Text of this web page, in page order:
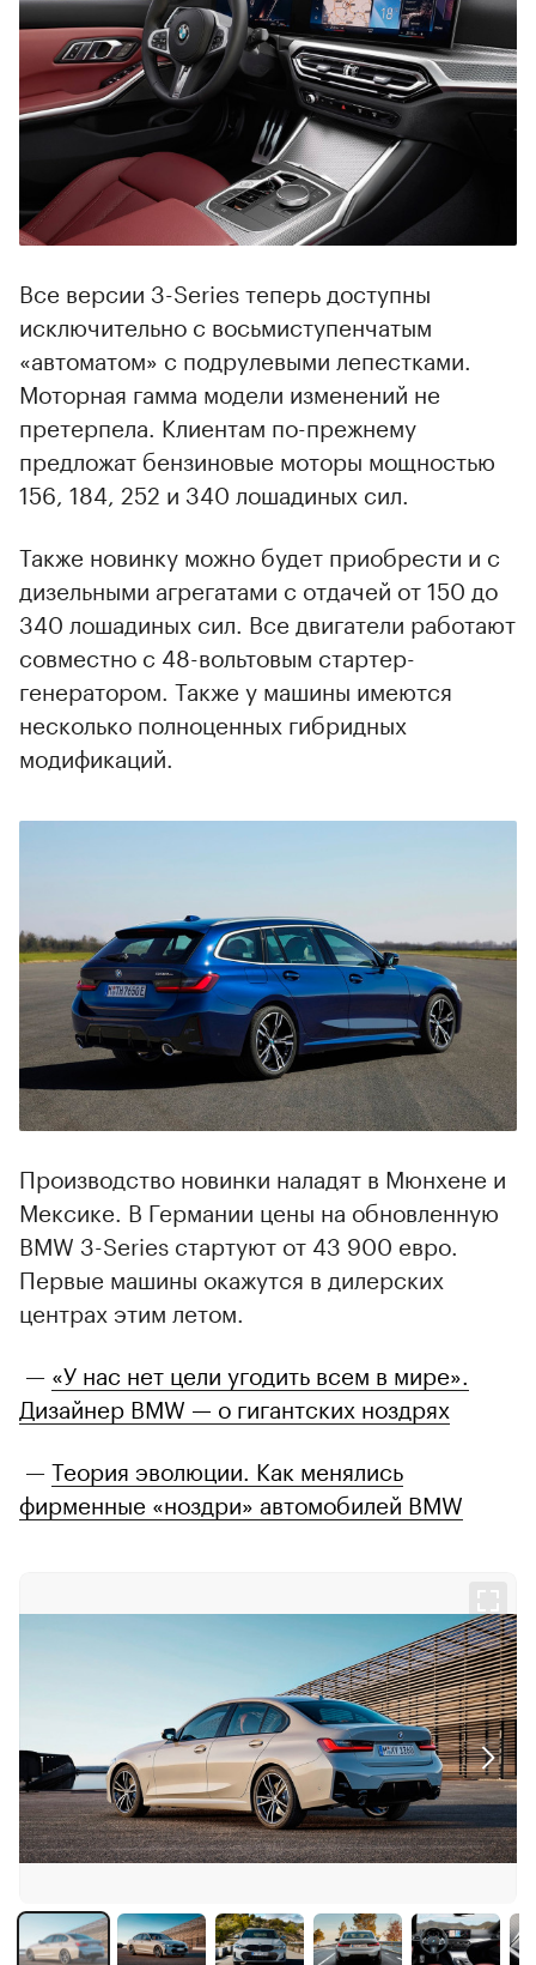
00:00 / 00:00
Все версии 3-Series теперь доступны
исключительно с восьмиступенчатым
«автоматом» с подрулевыми лепестками.
Моторная гамма модели изменений не
претерпела. Клиентам по-прежнему
предложат бензиновые моторы мощностью
156, 184, 252 и 340 лошадиных сил.
Также новинку можно будет приобрести и с
дизельными агрегатами с отдачей от 150 до
340 лошадиных сил. Все двигатели работают
совместно с 48-вольтовым стартер-
генератором. Также у машины имеются
несколько полноценных гибридных
модификаций.
Производство новинки наладят в Мюнхене и
Мексике. В Германии цены на обновленную
BMW 3-Series стартуют от 43 900 евро.
Первые машины окажутся в дилерских
центрах этим летом.
— «У нас нет цели угодить всем в мире».
Дизайнер BMW — о гигантских ноздрях
— Теория эволюции. Как менялись
фирменные «ноздри» автомобилей BMW